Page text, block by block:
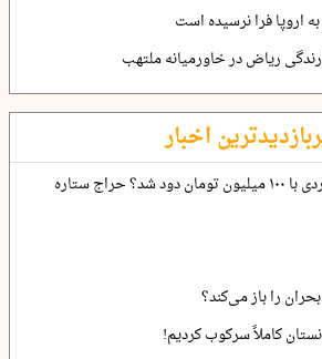
اروپا فرا نرسیده است
ریاض در خاورمیانه ملتهب
اخبار
را باز می‌کند؟
کاملاً سرکوب کردیم!